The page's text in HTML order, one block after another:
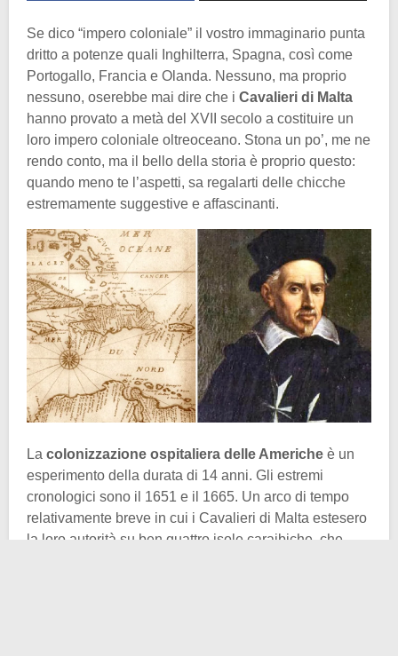
Se dico “impero coloniale” il vostro immaginario punta
dritto a potenze quali Inghilterra, Spagna, così come
Portogallo, Francia e Olanda. Nessuno, ma proprio
nessuno, oserebbe mai dire che i Cavalieri di Malta
hanno provato a metà del XVII secolo a costituire un
loro impero coloniale oltreoceano. Stona un po’, me ne
rendo conto, ma il bello della storia è proprio questo:
quando meno te l’aspetti, sa regalarti delle chicche
estremamente suggestive e affascinanti.
La colonizzazione ospitaliera delle Americhe è un
esperimento della durata di 14 anni. Gli estremi
cronologici sono il 1651 e il 1665. Un arco di tempo
relativamente breve in cui i Cavalieri di Malta estesero
la loro autorità su ben quattro isole caraibiche, che